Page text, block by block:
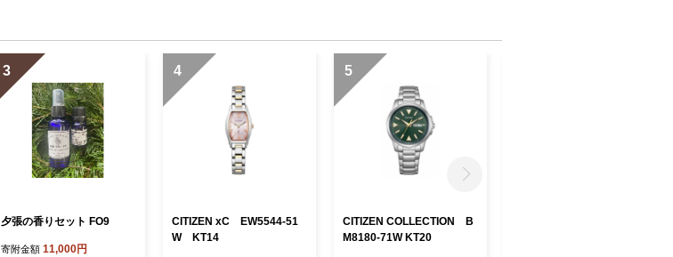
3
夕張の香りセット FO9
寄附金額 11,000円
4
CITIZEN xC EW5544-51
W KT14
5
CITIZEN COLLECTION B
M8180-71W KT20